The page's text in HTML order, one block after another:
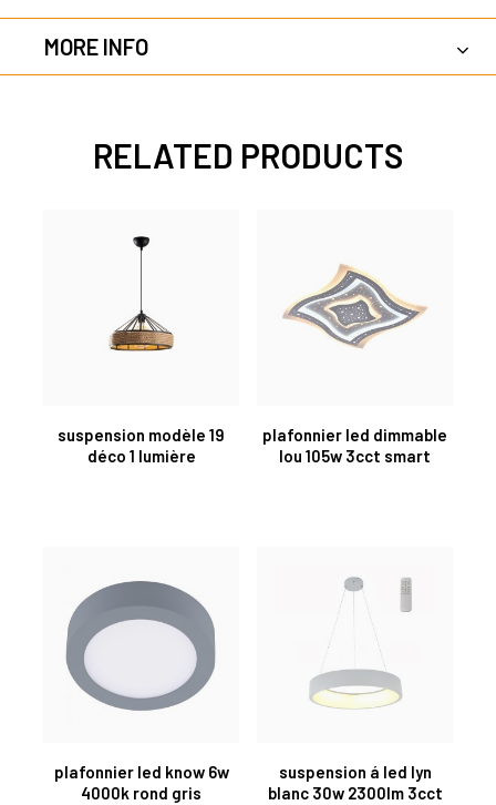
MORE INFO
RELATED PRODUCTS
suspension modèle 19
déco 1 lumière
plafonnier led dimmable
lou 105w 3cct smart
plafonnier led know 6w
4000k rond gris
suspension á led lyn
blanc 30w 2300lm 3cct